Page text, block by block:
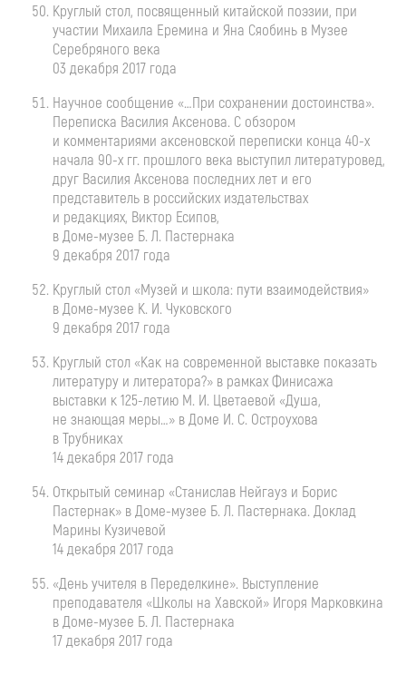
Круглый стол, посвященный китайской поэзии, при
участии Михаила Еремина и Яна Сяобинь в Музее
Серебряного века
03 декабря 2017 года
Научное сообщение «…При сохранении достоинства».
Переписка Василия Аксенова. С обзором
и комментариями аксеновской переписки конца 40-х
начала 90-х гг. прошлого века выступил литературовед,
друг Василия Аксенова последних лет и его
представитель в российских издательствах
и редакциях, Виктор Есипов,
вДоме-музее Б. Л. Пастернака
9 декабря 2017 года
Круглый стол «Музей и школа: пути взаимодействия»
вДоме-музее К. И. Чуковского
9 декабря 2017 года
Круглый стол «Как на современной выставке показать
литературу и литератора?» в рамках Финисажа
выставки к125-летию М. И. Цветаевой «Душа,
не знающая меры…» в Доме И. С. Остроухова
в Трубниках
14 декабря 2017 года
Открытый семинар «Станислав Нейгауз и Борис
Пастернак» вДоме-музее Б. Л. Пастернака. Доклад
Марины Кузичевой
14 декабря 2017 года
«День учителя в Переделкине». Выступление
преподавателя «Школы на Хавской» Игоря Марковкина
вДоме-музее Б. Л. Пастернака
17 декабря 2017 года